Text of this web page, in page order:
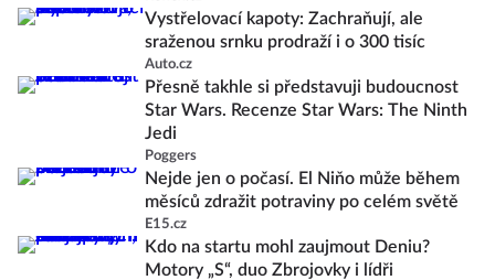
Vystřelovací kapoty: Zachraňují, ale
sraženou srnku prodraží i o 300 tisíc
Auto.cz
Přesně takhle si představuji budoucnost
Star Wars. Recenze Star Wars: The Ninth
Jedi
Poggers
Nejde jen o počasí. El Niňo může během
měsíců zdražit potraviny po celém světě
E15.cz
Kdo na startu mohl zaujmout Deniu?
Motory „S“, duo Zbrojovky i lídři